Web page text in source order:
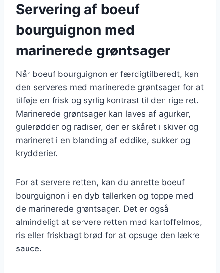
Servering af boeuf
bourguignon med
marinerede grøntsager
Når boeuf bourguignon er færdigtilberedt, kan
den serveres med marinerede grøntsager for at
tilføje en frisk og syrlig kontrast til den rige ret.
Marinerede grøntsager kan laves af agurker,
gulerødder og radiser, der er skåret i skiver og
marineret i en blanding af eddike, sukker og
krydderier.
For at servere retten, kan du anrette boeuf
bourguignon i en dyb tallerken og toppe med
de marinerede grøntsager. Det er også
almindeligt at servere retten med kartoffelmos,
ris eller friskbagt brød for at opsuge den lækre
sauce.